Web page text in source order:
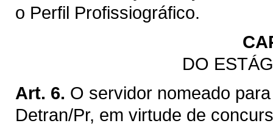
o Perfil Profissiográfico.
DO
Art. 6. O servidor nomeado
Detran/Pr, em virtude de